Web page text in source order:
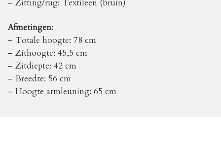
– Zitting/rug: Textileen (bruin)
Afmetingen:
– Totale hoogte: 78 cm
– Zithoogte: 45,5 cm
– Zitdiepte: 42 cm
– Breedte: 56 cm
– Hoogte armleuning: 65 cm